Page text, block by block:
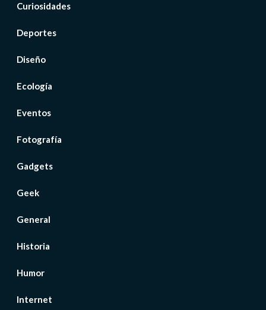
Curiosidades
Deportes
Diseño
Ecología
Eventos
Fotografía
Gadgets
Geek
General
Historia
Humor
Internet